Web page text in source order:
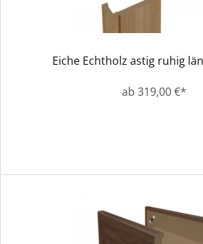
Eiche Echtholz astig ruhig
ab 319,00 €*